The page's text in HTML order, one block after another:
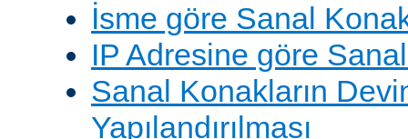
İsme göre Sanal
IP Adresine göre
Sanal Konakların
Yapılandırılması